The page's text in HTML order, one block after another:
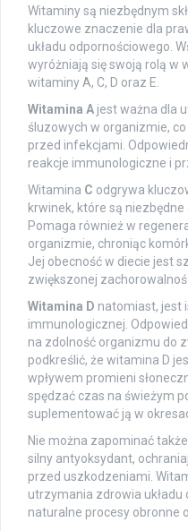
Witaminy są niezbędnym
kluczowe znaczenie dla
układu odpornościowego.
wyróżniają się swoją rolą w
witaminy A, C, D oraz E.
Witamina A jest ważna dla
śluzowych w organizmie,
przed infekcjami.
reakcje immunologiczne i
Witamina C odgrywa
krwinek, które są
Pomaga również w
organizmie, chroniąc
Jej obecność w diecie jest
zwiększonej
Witamina D natomiast, jest
immunologicznej.
na zdolność organizmu do
podkreślić, że witamina D
wpływem promieni
spędzać czas na świeżym
suplementować ją w
Nie można zapominać
silny antyoksydant,
przed uszkodzeniami.
utrzymania zdrowia
naturalne procesy obronne